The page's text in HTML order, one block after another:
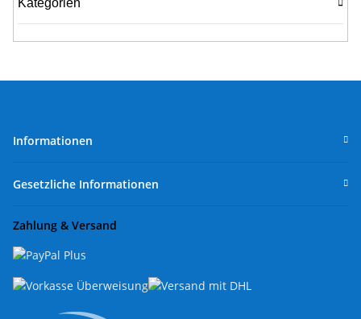
Informationen
Gesetzliche Informationen
Zahlung & Versand